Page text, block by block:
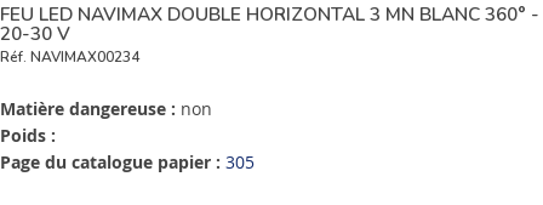
FEU LED NAVIMAX DOUBLE HORIZONTAL 3 MN BLANC 360° -
20-30 V
Réf. NAVIMAX00234
Matière dangereuse : non
Poids :
Page du catalogue papier : 305